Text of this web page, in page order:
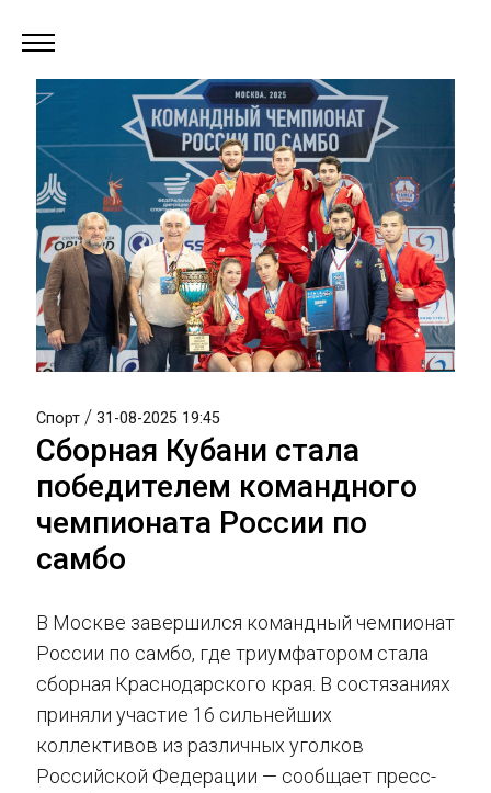
Спорт / 31-08-2025 19:45
Сборная Кубани стала
победителем командного
чемпионата России по
самбо
В Москве завершился командный чемпионат
России по самбо, где триумфатором стала
сборная Краснодарского края. В состязаниях
приняли участие 16 сильнейших
коллективов из различных уголков
Российской Федерации — сообщает пресс-